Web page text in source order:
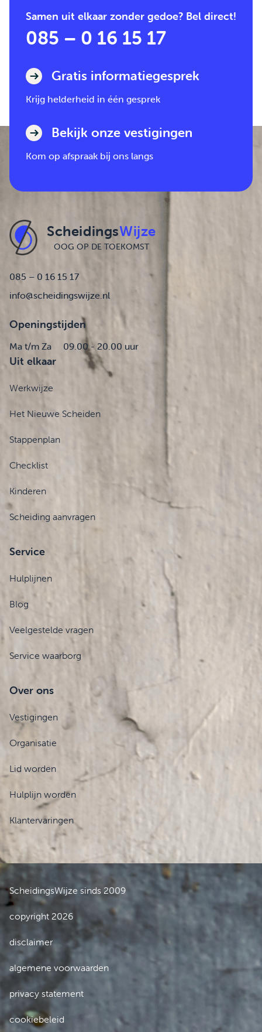
Samen uit elkaar zonder gedoe? Bel direct!
085 – 0 16 15 17
Gratis informatiegesprek
Krijg helderheid in één gesprek
Bekijk onze vestigingen
Kom op afspraak bij ons langs
ScheidingsWijze
OOG OP DE TOEKOMST
085 – 0 16 15 17
info@scheidingswijze.nl
Openingstijden
Ma t/m Za 09.00 - 20.00 uur
Uit elkaar
Werkwijze
Het Nieuwe Scheiden
Stappenplan
Checklist
Kinderen
Scheiding aanvragen
Service
Hulplijnen
Blog
Veelgestelde vragen
Service waarborg
Over ons
Vestigingen
Organisatie
Lid worden
Hulplijn worden
Klantervaringen
ScheidingsWijze sinds 2009
copyright 2026
disclaimer
algemene voorwaarden
privacy statement
cookiebeleid